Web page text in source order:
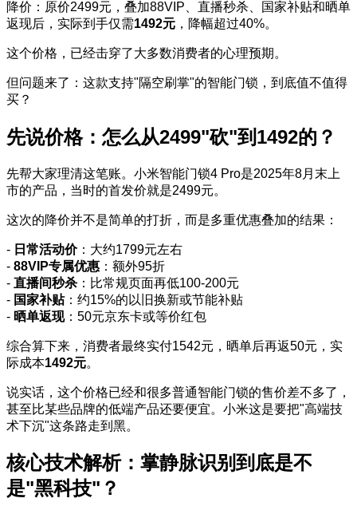
降价：原价2499元，叠加88VIP、直播秒杀、国家补贴和晒单
返现后，实际到手仅需1492元 ，降幅超过40%。
这个价格，已经击穿了大多数消费者的心理预期。
但问题来了：这款支持"隔空刷掌"的智能门锁，到底值不值得
买？
先说价格：怎么从2499"砍"到1492的？
先帮大家理清这笔账。小米智能门锁4 Pro是2025年8月末上
市的产品，当时的首发价就是2499元。
这次的降价并不是简单的打折，而是多重优惠叠加的结果：
- 日常活动价：大约1799元左右
- 88VIP专属优惠 ：额外95折
- 直播间秒杀 ：比常规页面再低100-200元
- 国家补贴：约15%的以旧换新或节能补贴
- 晒单返现：50元京东卡或等价红包
综合算下来，消费者最终实付1542元，晒单后再返50元，实
际成本1492元。
说实话，这个价格已经和很多普通智能门锁的售价差不多了，
甚至比某些品牌的低端产品还要便宜。小米这是要把"高端技
术下沉"这条路走到黑。
核心技术解析：掌静脉识别到底是不
是"黑科技"？